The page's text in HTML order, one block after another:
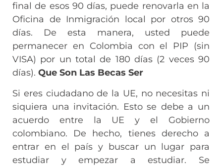
final de esos 90 días, puede renovarla en la
Oficina de Inmigración local por otros 90
días. De esta manera, usted puede
permanecer en Colombia con el PIP (sin
VISA) por un total de 180 días (2 veces 90
días). Que Son Las Becas Ser
Si eres ciudadano de la UE, no necesitas ni
siquiera una invitación. Esto se debe a un
acuerdo entre la UE y el Gobierno
colombiano. De hecho, tienes derecho a
entrar en el país y buscar un lugar para
estudiar y empezar a estudiar. Se